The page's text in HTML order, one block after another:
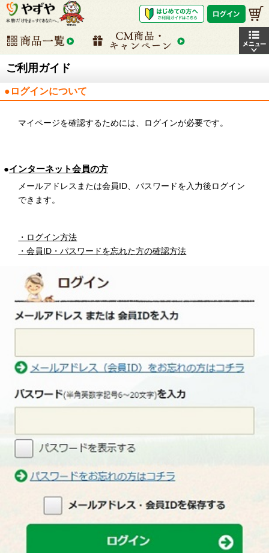
ご利用ガイド
●ログインについて
マイページを確認するためには、ログインが必要です。
●インターネット会員の方
メールアドレスまたは会員ID、パスワードを入力後ログイン
できます。
・ログイン方法
・会員ID・パスワードを忘れた方の確認方法